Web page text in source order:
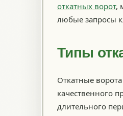
откатных ворот,
любые запросы
Типы
Откатные
качественного
длительного